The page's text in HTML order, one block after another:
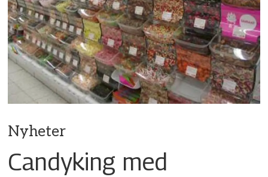
Nyheter
Candyking med